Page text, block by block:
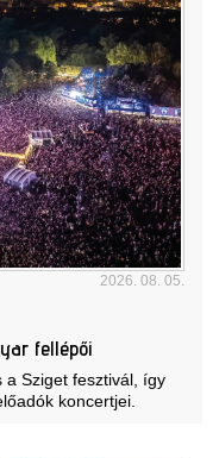
2026. 08. 05.
fellépői
a Sziget fesztivál, így
koncertjei.